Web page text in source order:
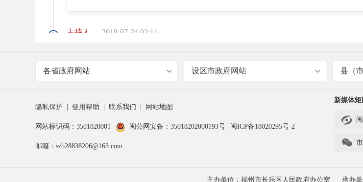
主持人 2018-07-24 02:11
是的，那现阶段长乐区文物建筑的基本情况如何？请周局长介绍
周莹 2018-07-24 02:12
好，根据全国第三次不可移动文物普查结果，我区公布现存的文
各省政府网站 设区市政府网站 县（
隐私保护 使用帮助 联系我们 网站地图
网站标识码：3501820001 闽公网安备：35018202000193号 闽ICP备18020295号-2
邮箱：szb28838206@163.com
新媒体矩


主办单位：福州市长乐区人民政府办公室 承办